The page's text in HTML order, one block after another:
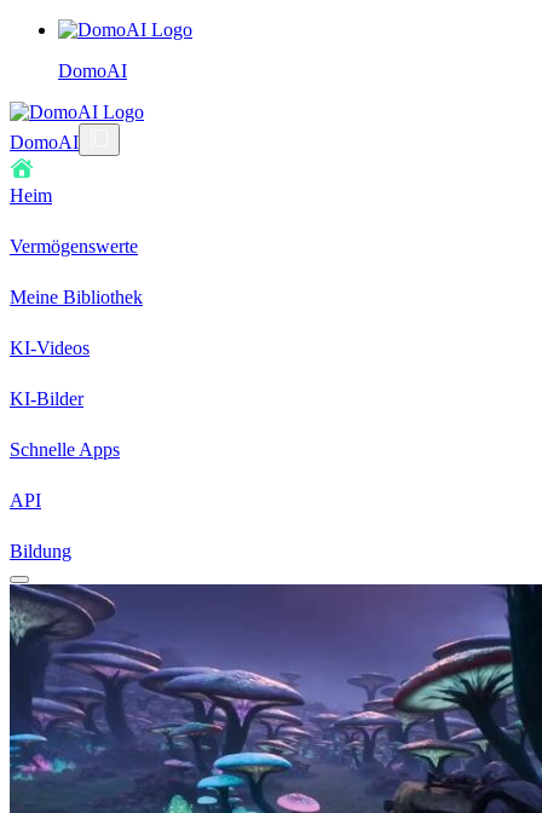
DomoAI
DomoAI
Heim
Vermögenswerte
Meine Bibliothek
KI-Videos
KI-Bilder
Schnelle Apps
API
Bildung